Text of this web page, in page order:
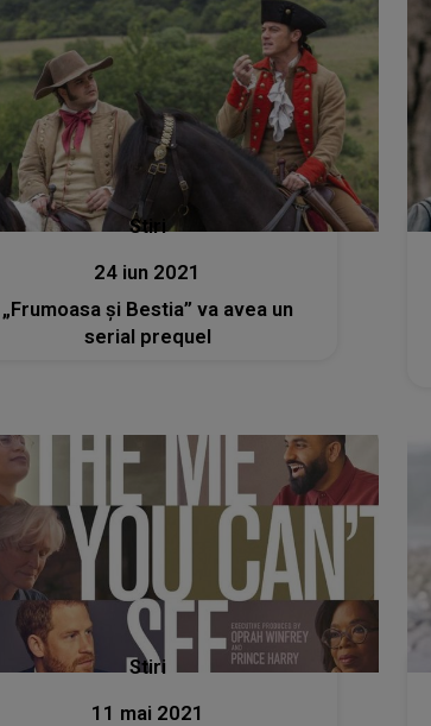
Stiri
24 iun 2021
„Frumoasa și Bestia” va avea un
serial prequel
Stiri
11 mai 2021